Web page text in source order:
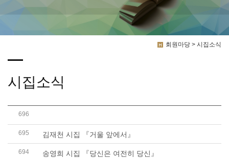
회원마당 > 시집소식
시집소식
696
695 김재천 시집 『거울 앞에서』
694 송영희 시집 『당신은 여전히 당신』